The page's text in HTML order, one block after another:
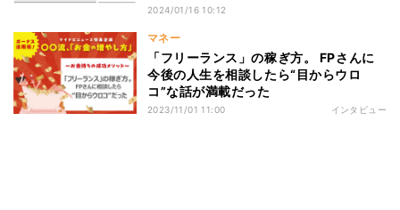
2024/01/16 10:12
マネー
「フリーランス」の稼ぎ方。 FPさんに
今後の人生を相談したら“目からウロ
コ”な話が満載だった
2023/11/01 11:00 インタビュー